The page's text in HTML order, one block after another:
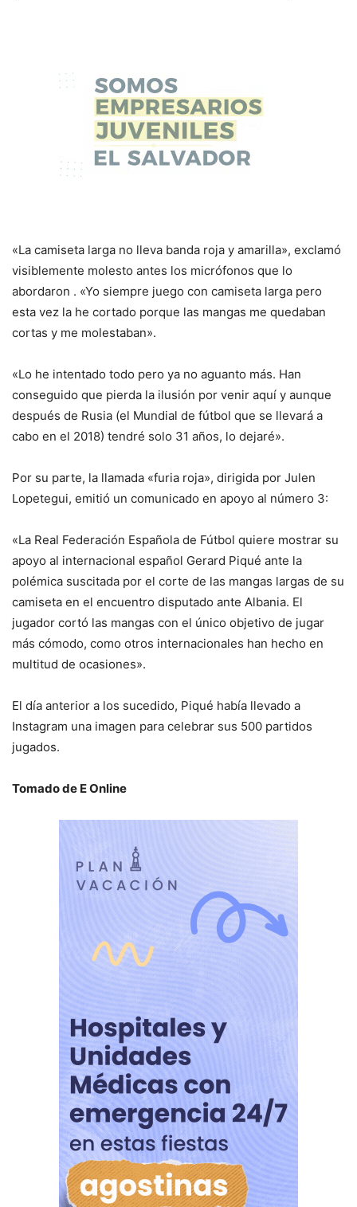
«La camiseta larga no lleva banda roja y amarilla», exclamó
visiblemente molesto antes los micrófonos que lo
abordaron . «Yo siempre juego con camiseta larga pero
esta vez la he cortado porque las mangas me quedaban
cortas y me molestaban».
«Lo he intentado todo pero ya no aguanto más. Han
conseguido que pierda la ilusión por venir aquí y aunque
después de Rusia (el Mundial de fútbol que se llevará a
cabo en el 2018) tendré solo 31 años, lo dejaré».
Por su parte, la llamada «furia roja», dirigida por Julen
Lopetegui, emitió un comunicado en apoyo al número 3:
«La Real Federación Española de Fútbol quiere mostrar su
apoyo al internacional español Gerard Piqué ante la
polémica suscitada por el corte de las mangas largas de su
camiseta en el encuentro disputado ante Albania. El
jugador cortó las mangas con el único objetivo de jugar
más cómodo, como otros internacionales han hecho en
multitud de ocasiones».
El día anterior a los sucedido, Piqué había llevado a
Instagram una imagen para celebrar sus 500 partidos
jugados.
Tomado de E Online